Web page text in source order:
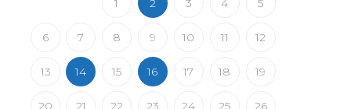
1 2 3 4 5
6 7 8 9 10 11 12
13 14 15 16 17 18 19
20 21 22 23 24 25 26